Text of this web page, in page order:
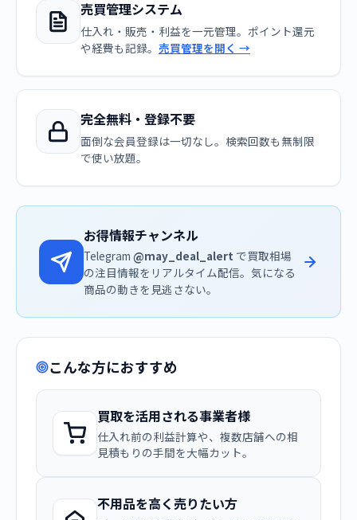
売買管理システム
仕入れ・販売・利益を一元管理。ポイント還元
や経費も記録。 売買管理を開く →
完全無料・登録不要
面倒な会員登録は一切なし。検索回数も無制限
で使い放題。
お得情報チャンネル
Telegram @may_deal_alert で買取相場
の注目情報をリアルタイム配信。気になる
商品の動きを見逃さない。
こんな方におすすめ
買取を活用される事業者様
仕入れ前の利益計算や、複数店舗への相
見積もりの手間を大幅カット。
不用品を高く売りたい方